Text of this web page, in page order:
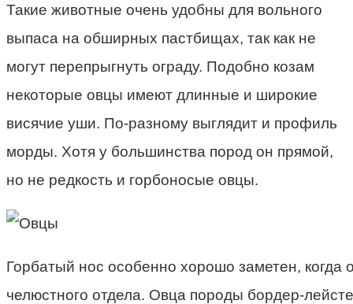
Такие животные очень удобны для вольного
выпаса на обширных пастбищах, так как не
могут перепрыгнуть ограду. Подобно козам
некоторые овцы имеют длинные и широкие
висячие уши. По-разному выглядит и профиль
морды. Хотя у большинства пород он прямой,
но не редкость и горбоносые овцы.
Горбатый нос особенно хорошо заметен, когда
челюстного отдела. Овца породы бордер-